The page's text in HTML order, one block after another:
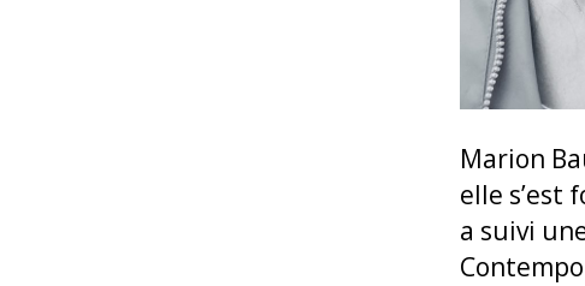
Marion
elle s’est
a suivi